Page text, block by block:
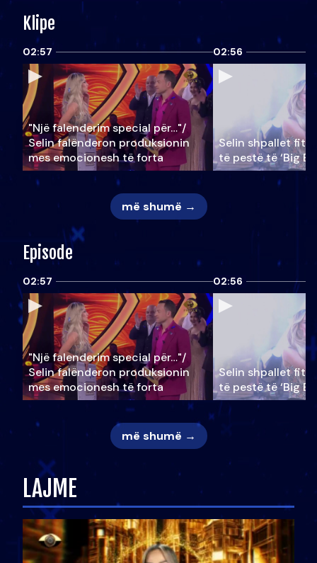
Klipe
02:57
"Një falenderim special për…"/
Selin falënderon produksionin
mes emocionesh të forta
02:56
Selin shpallet
të pestë të ‘Big
më shumë →
Episode
02:57
"Një falenderim special për…"/
Selin falënderon produksionin
mes emocionesh të forta
02:56
Selin shpallet
të pestë të ‘Big
më shumë →
LAJME